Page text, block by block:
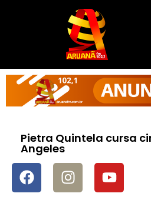
Pietra Quintela cursa
Angeles